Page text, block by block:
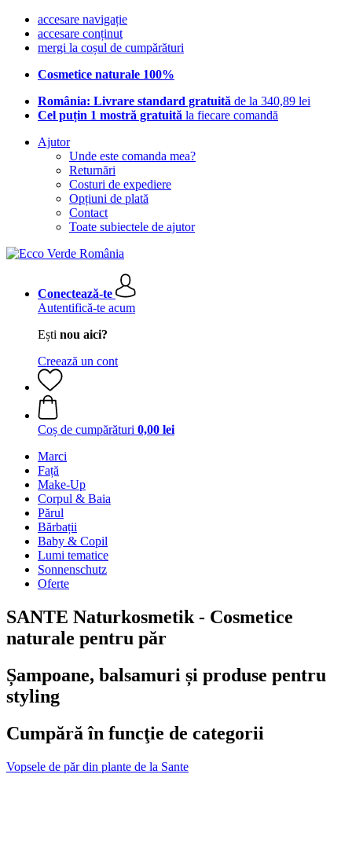
accesare navigație
accesare conținut
mergi la coșul de cumpărături
Cosmetice naturale 100%
România: Livrare standard gratuită de la 340,89 lei
Cel puțin 1 mostră gratuită la fiecare comandă
Ajutor
Unde este comanda mea?
Returnări
Costuri de expediere
Opțiuni de plată
Contact
Toate subiectele de ajutor
Conectează-te
Autentifică-te acum
Ești nou aici?
Creează un cont
Coș de cumpărături 0,00 lei
Marci
Față
Make-Up
Corpul & Baia
Părul
Bărbații
Baby & Copil
Lumi tematice
Sonnenschutz
Oferte
SANTE Naturkosmetik - Cosmetice
naturale pentru păr
Șampoane, balsamuri și produse pentru
styling
Cumpără în funcţie de categorii
Vopsele de păr din plante de la Sante